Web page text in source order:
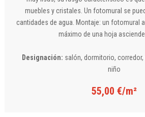
muebles y cristales. Un fotomural se
cantidades de agua. Montaje: un fotomural
máximo de una hoja
Designación: salón, dormitorio,
niño
55,00 €/m²